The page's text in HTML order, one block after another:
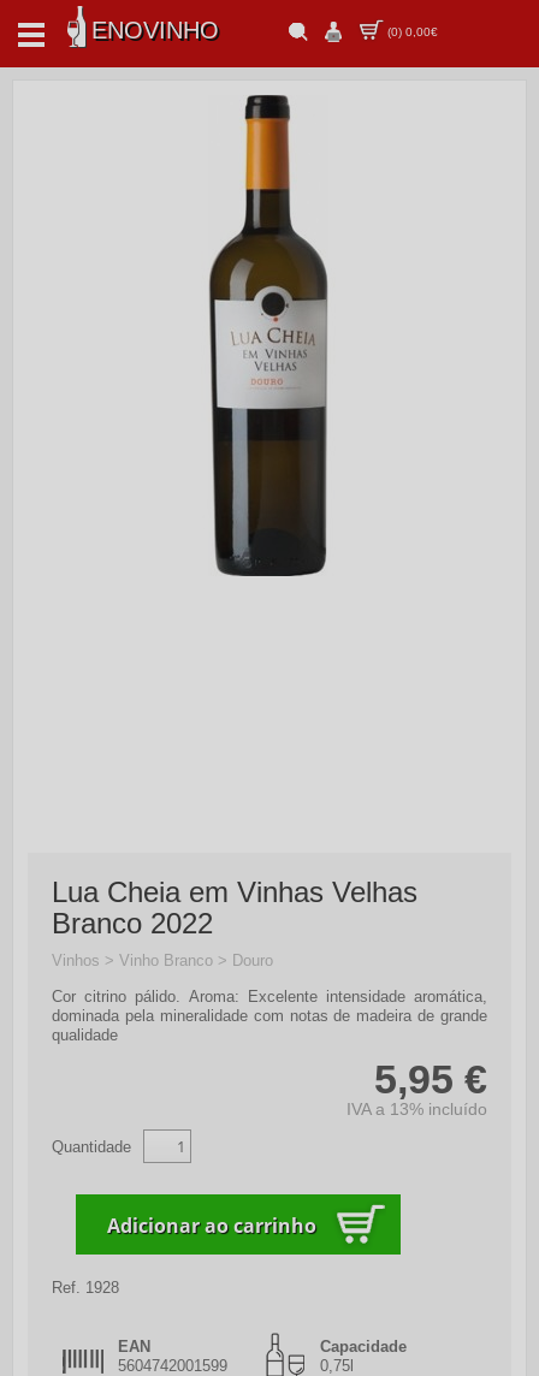
ENOVINHO (0) 0,00€
Lua Cheia em Vinhas Velhas
Branco 2022
Vinhos > Vinho Branco > Douro
Cor citrino pálido. Aroma: Excelente intensidade aromática,
dominada pela mineralidade com notas de madeira de grande
qualidade
5,95 €
IVA a 13% incluído
Quantidade
Ref. 1928
EAN
5604742001599
Capacidade
0,75l